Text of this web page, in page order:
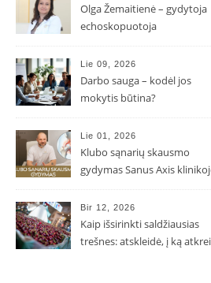
Olga Žemaitienė – gydytoja
echoskopuotoja
Lie 09, 2026
Darbo sauga – kodėl jos
mokytis būtina?
Lie 01, 2026
Klubo sąnarių skausmo
gydymas Sanus Axis
Bir 12, 2026
Kaip išsirinkti saldžiausias
trešnes: atskleidė, į ką